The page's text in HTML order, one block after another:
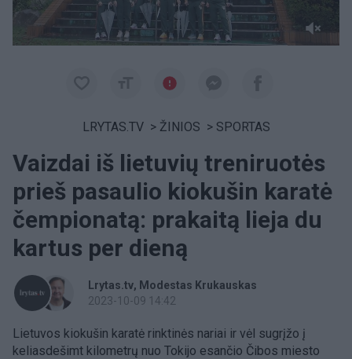
LRYTAS.TV > ŽINIOS > SPORTAS
Vaizdai iš lietuvių treniruotės
prieš pasaulio kiokušin karatė
čempionatą: prakaitą lieja du
kartus per dieną
Lrytas.tv
Modestas Krukauskas
2023-10-09 14:42
Lietuvos kiokušin karatė rinktinės nariai ir vėl sugrįžo į
keliasdešimt kilometrų nuo Tokijo esančio Čibos miesto